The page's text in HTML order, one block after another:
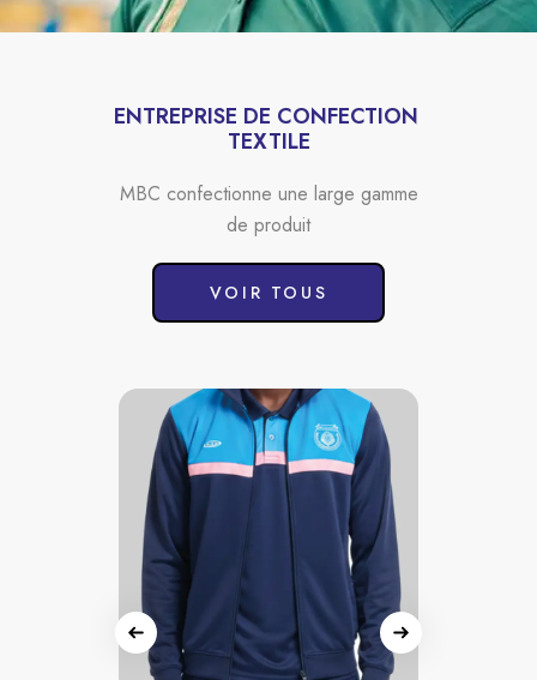
ENTREPRISE DE CONFECTION
TEXTILE
MBC confectionne une large gamme
de produit
VOIR TOUS